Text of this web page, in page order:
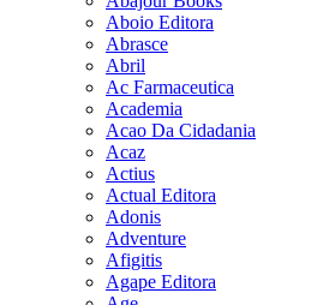
Aboio Editora
Abrasce
Abril
Ac Farmaceutica
Academia
Acao Da Cidadania
Acaz
Actius
Actual Editora
Adonis
Adventure
Afigitis
Agape Editora